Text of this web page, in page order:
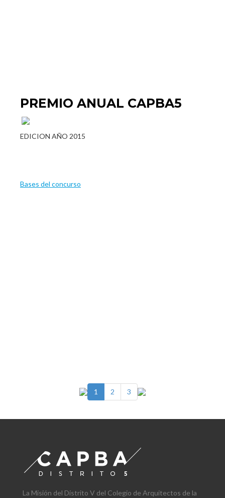
PREMIO ANUAL CAPBA5
EDICION AÑO 2015
Bases del concurso
1 2 3
La Misión del Distrito V del Colegio de Arquitectos de la